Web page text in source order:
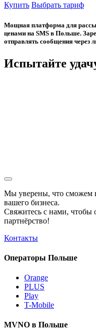
Купить Выбрать тариф
Мощная платформа для
ценами на SMS в Польше.
отправлять сообщения через
Испытайте
Мы уверены, что сможем
вашего бизнеса.
Свяжитесь с нами, чтобы
партнёрство!
Контакты
Операторы Польше
Orange
PLUS
Play
T-Mobile
MVNO в Польше